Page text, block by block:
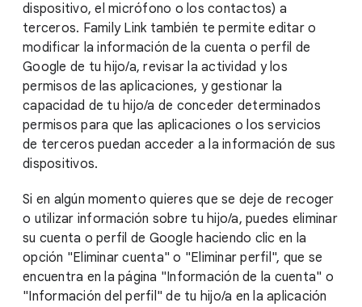
dispositivo, el micrófono o los contactos) a
terceros. Family Link también te permite editar o
modificar la información de la cuenta o perfil de
Google de tu hijo/a, revisar la actividad y los
permisos de las aplicaciones, y gestionar la
capacidad de tu hijo/a de conceder determinados
permisos para que las aplicaciones o los servicios
de terceros puedan acceder a la información de sus
dispositivos.
Si en algún momento quieres que se deje de recoger
o utilizar información sobre tu hijo/a, puedes eliminar
su cuenta o perfil de Google haciendo clic en la
opción "Eliminar cuenta" o "Eliminar perfil", que se
encuentra en la página "Información de la cuenta" o
"Información del perfil" de tu hijo/a en la aplicación